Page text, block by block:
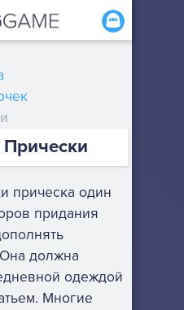
прическа один
придания
должна
одеждой
Многие